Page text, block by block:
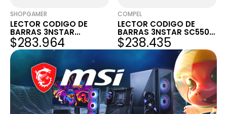
SHOPGAMER
LECTOR CODIGO DE
BARRAS 3NSTAR
OMNIDIRECCIONAL 2D
$283.964
COMPEL
LECTOR CODIGO DE
BARRAS 3NSTAR SC550
OMNIDIRECCIONAL 2D
$238.435